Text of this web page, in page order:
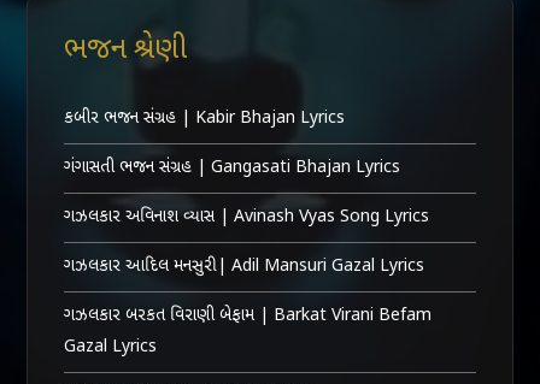
ભજન શ્રેણી
કબીર ભજન સંગ્રહ | Kabir Bhajan Lyrics
ગંગાસતી ભજન સંગ્રહ | Gangasati Bhajan Lyrics
ગઝલકાર અવિનાશ વ્યાસ | Avinash Vyas Song Lyrics
ગઝલકાર આદિલ મનસુરી | Adil Mansuri Gazal Lyrics
ગઝલકાર બરકત વિરાણી બેફામ | Barkat Virani Befam
Gazal Lyrics